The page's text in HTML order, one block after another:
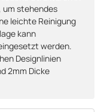
stehendes
leichte Reinigung
kann
werden.
Designlinien
2mm Dicke